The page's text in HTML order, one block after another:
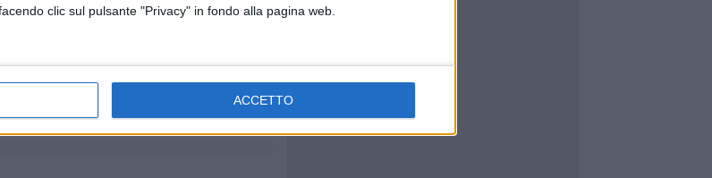
clic sul pulsante "Privacy" in fondo alla pagina web.
ACCETTO
Festa patronale, il programma
completo di venerdì 7 agosto